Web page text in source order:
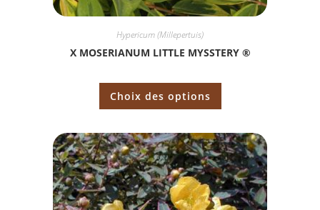
Hypericum (Millepertuis)
X MOSERIANUM LITTLE MYSSTERY ®
Choix des options